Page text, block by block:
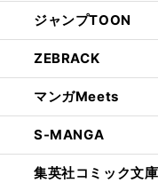
ジャンプTOON
ZEBRACK
マンガMeets
S-MANGA
集英社コミック文庫